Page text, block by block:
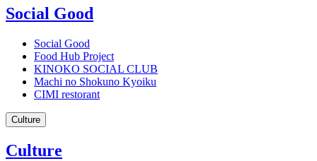
Social Good
Social Good
Food Hub Project
KINOKO SOCIAL CLUB
Machi no Shokuno Kyoiku
CIMI restorant
Culture
Culture